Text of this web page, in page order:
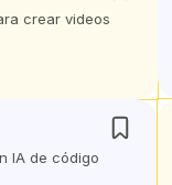
crear videos
IA de código